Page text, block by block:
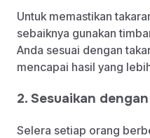
Untuk memastikan
sebaiknya gunakan
Anda sesuai dengan
mencapai hasil yang
2. Sesuaikan
Selera setiap orang